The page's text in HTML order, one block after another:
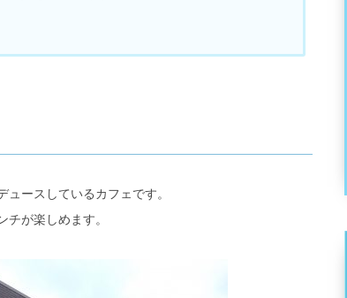
ースしているカフェです。
が楽しめます。